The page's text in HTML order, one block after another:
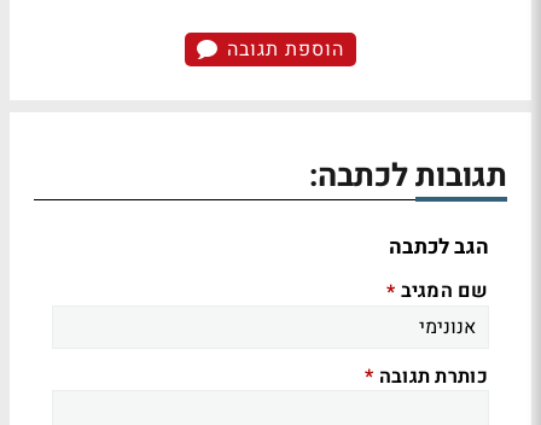
הוספת תגובה
תגובות לכתבה:
הגב לכתבה
שם המגיב *
כותרת תגובה *